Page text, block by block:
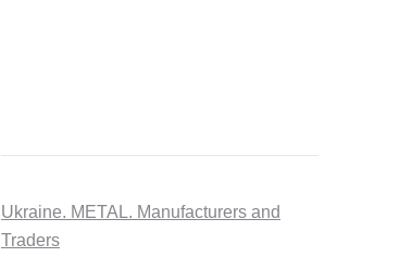
Ukraine. METAL. Manufacturers and
Traders